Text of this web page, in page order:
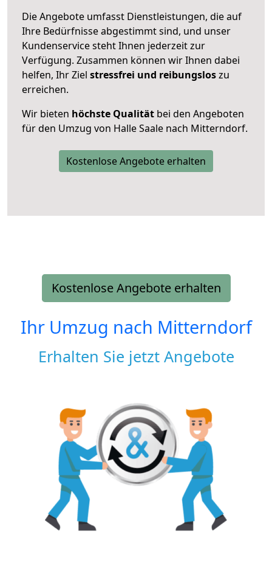
Die Angebote umfasst Dienstleistungen, die auf
Ihre Bedürfnisse abgestimmt sind, und unser
Kundenservice steht Ihnen jederzeit zur
Verfügung. Zusammen können wir Ihnen dabei
helfen, Ihr Ziel stressfrei und reibungsloszu
erreichen.
Wir bieten höchste Qualität bei den Angeboten
für den Umzug von Halle Saale nach Mitterndorf.
Kostenlose Angebote erhalten
Kostenlose Angebote erhalten
Ihr Umzug nach Mitterndorf
Erhalten Sie jetzt Angebote